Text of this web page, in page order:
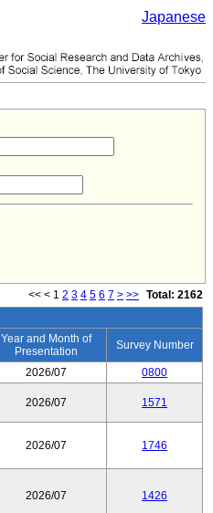
Japanese
<< < 1 2 3 4 5 6 7 > >> Total: 2162
Year and Month of
Presentation
Survey Number
2026/07 0800
2026/07 1571
2026/07 1746
2026/07 1426